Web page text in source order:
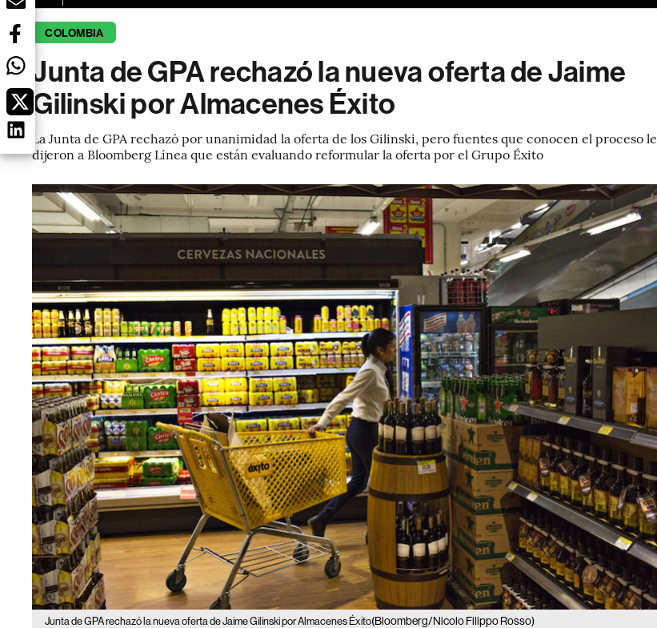
COLOMBIA
Junta de GPA rechazó la nueva oferta de Jaime
Gilinski por Almacenes Éxito
La Junta de GPA rechazó por unanimidad la oferta de los Gilinski, pero fuentes que conocen el proceso le
dijeron a Bloomberg Línea que están evaluando reformular la oferta por el Grupo Éxito
Junta de GPA rechazó la nueva oferta de Jaime Gilinski por Almacenes Éxito(Bloomberg/Nicolo Filippo Rosso)